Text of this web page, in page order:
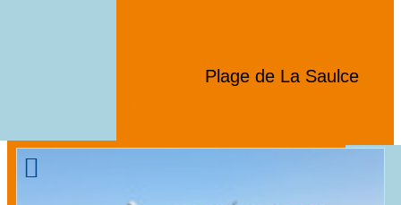
Plage de La Saulce
Nous vous suggérons